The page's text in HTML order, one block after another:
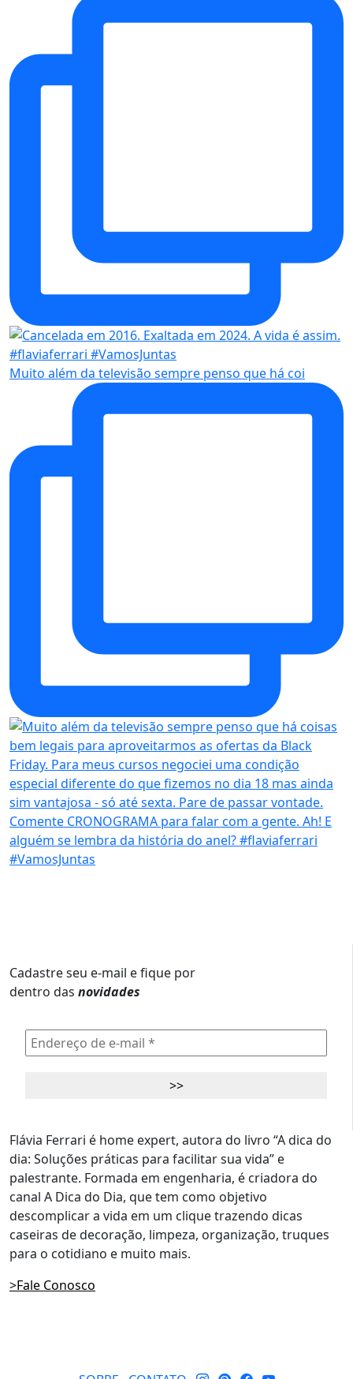
Muito além da televisão sempre penso que há coi
Cadastre seu e-mail e fique por
dentro das novidades
Flávia Ferrari é home expert, autora do livro “A dica do
dia: Soluções práticas para facilitar sua vida” e
palestrante. Formada em engenharia, é criadora do
canal A Dica do Dia, que tem como objetivo
descomplicar a vida em um clique trazendo dicas
caseiras de decoração, limpeza, organização, truques
para o cotidiano e muito mais.
>Fale Conosco